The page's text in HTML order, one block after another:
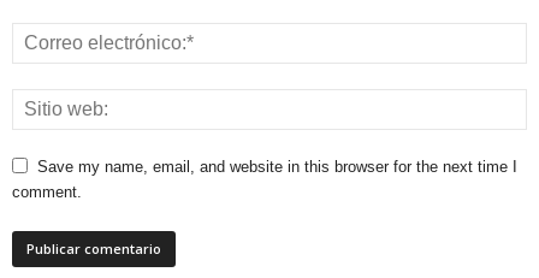
Save my name, email, and website in this browser for the next time I
comment.